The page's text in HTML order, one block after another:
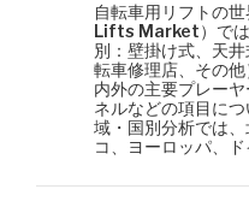
自転車用リフトの
Lifts Market）では
別：壁掛け式、天
転車修理店、その
内外の主要プレー
ネルなどの項目に
域・国別分析では
コ、ヨーロッパ、